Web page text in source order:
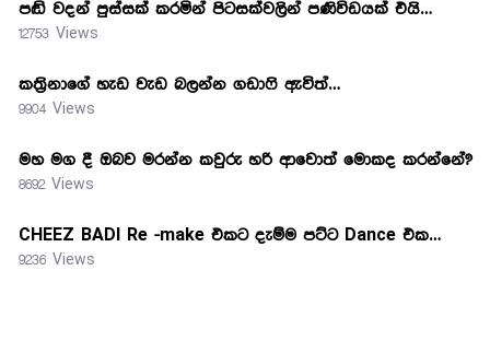
පඬි වදන් පුස්සක් කරමින් පිටසක්වලින් පණිවිඩයක් එයි…
12753 Views
කත්‍රිනාගේ හැඩ වැඩ බලන්න ගඩාෆි ඇවිත්…
9904 Views
මහ මග දී ඔබව මරන්න කවුරු හරි ආවොත් මොකද කරන්නේ?
8692 Views
CHEEZ BADI Re -make එකට දැම්ම පට්ට Dance එක…
9236 Views